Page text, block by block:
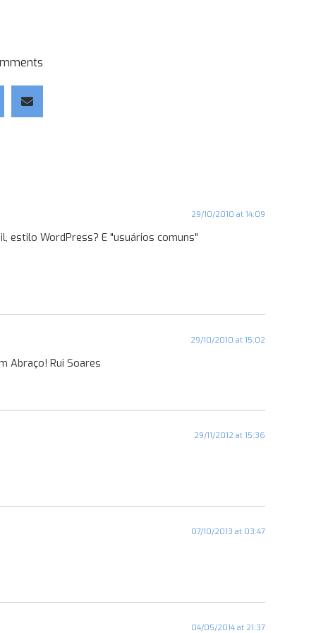
29/10/2010 at 14:09
estilo WordPress? E "usuários comuns"
29/10/2010 at 15:02
Abraço! Rui Soares
29/11/2012 at 15:36
07/10/2013 at 03:47
04/05/2014 at 21:37